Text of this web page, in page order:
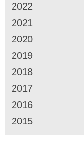
2022
2021
2020
2019
2018
2017
2016
2015